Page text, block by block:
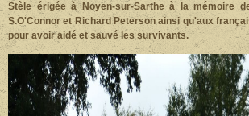
Stèle érigée à Noyen-sur-Sarthe à la mémoire
S.O'Connor et Richard Peterson ainsi qu'aux
pour avoir aidé et sauvé les survivants.